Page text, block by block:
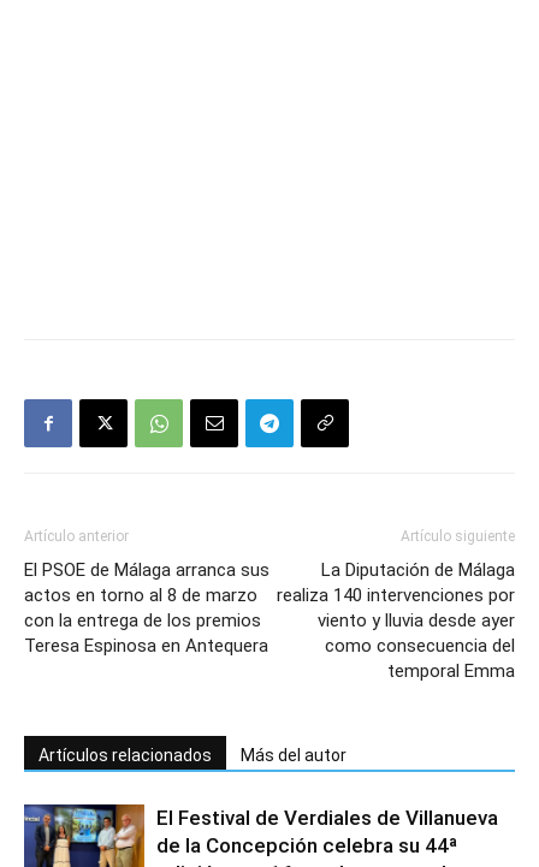
Artículo anterior
El PSOE de Málaga arranca sus
actos en torno al 8 de marzo
con la entrega de los premios
Teresa Espinosa en Antequera
Artículo siguiente
La Diputación de Málaga
realiza 140 intervenciones por
viento y lluvia desde ayer
como consecuencia del
temporal Emma
Artículos relacionados Más del autor
El Festival de Verdiales de Villanueva
de la Concepción celebra su 44ª